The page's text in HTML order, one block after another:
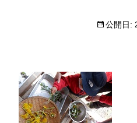
公開日: